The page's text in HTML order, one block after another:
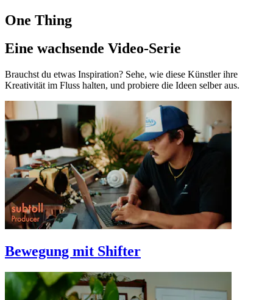
One Thing
Eine wachsende Video-Serie
Brauchst du etwas Inspiration? Sehe, wie diese Künstler ihre
Kreativität im Fluss halten, und probiere die Ideen selber aus.
Bewegung mit Shifter